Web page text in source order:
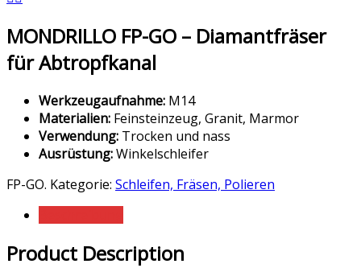
MONDRILLO FP-GO – Diamantfräser
für Abtropfkanal
Werkzeugaufnahme: M14
Materialien: Feinsteinzeug, Granit, Marmor
Verwendung: Trocken und nass
Ausrüstung:Winkelschleifer
FP-GO. Kategorie: Schleifen, Fräsen, Polieren
Product Description